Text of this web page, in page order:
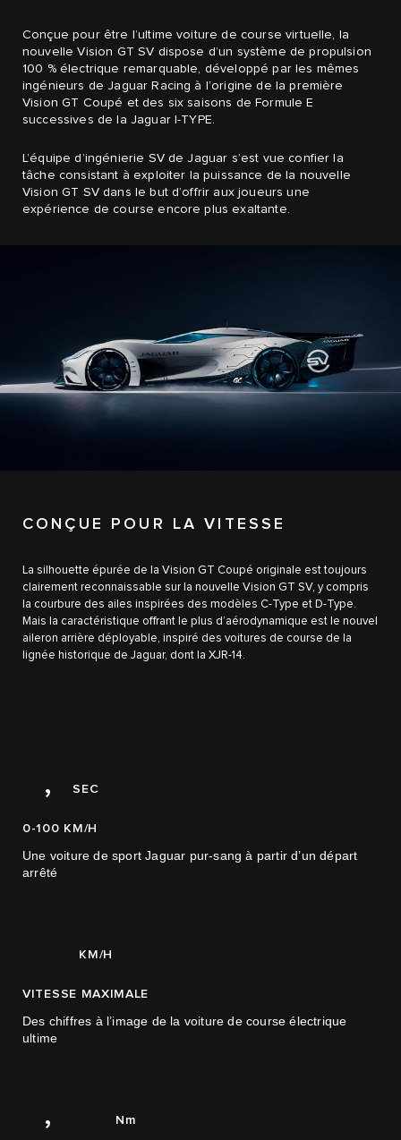
Conçue pour être l’ultime voiture de course virtuelle, la
nouvelle Vision GT SV dispose d’un système de propulsion
100 % électrique remarquable, développé par les mêmes
ingénieurs de Jaguar Racing à l’origine de la première
Vision GT Coupé et des six saisons de Formule E
successives de la Jaguar I-TYPE.
L’équipe d’ingénierie SV de Jaguar s’est vue confier la
tâche consistant à exploiter la puissance de la nouvelle
Vision GT SV dans le but d’offrir aux joueurs une
expérience de course encore plus exaltante.
CONÇUE POUR LA VITESSE
La silhouette épurée de la Vision GT Coupé originale est toujours
clairement reconnaissable sur la nouvelle Vision GT SV, y compris
la courbure des ailes inspirées des modèles C-Type et D-Type.
Mais la caractéristique offrant le plus d’aérodynamique est le nouvel
aileron arrière déployable, inspiré des voitures de course de la
lignée historique de Jaguar, dont la XJR-14.
,
0
2
3
4
1,71 SEC
0-100 KM/H
Une voiture de sport Jaguar pur-sang à partir d’un départ
arrêté
2
30
KM/H
VITESSE MAXIMALE
Des chiffres à l’image de la voiture de course électrique
ultime
0
1
,
0
1
2
3
4
3,360 Nm